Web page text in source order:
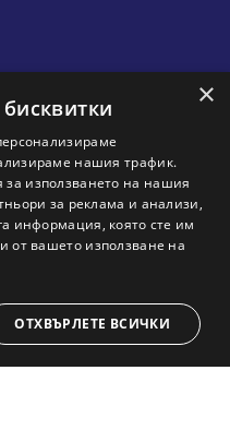
Виж на картата
информация за пазара
×
нашия трафик.
използването на нашия
за реклама и анализи,
информация, която сте им
от вашето използване на
ОТХВЪРЛЕТЕ ВСИЧКИ